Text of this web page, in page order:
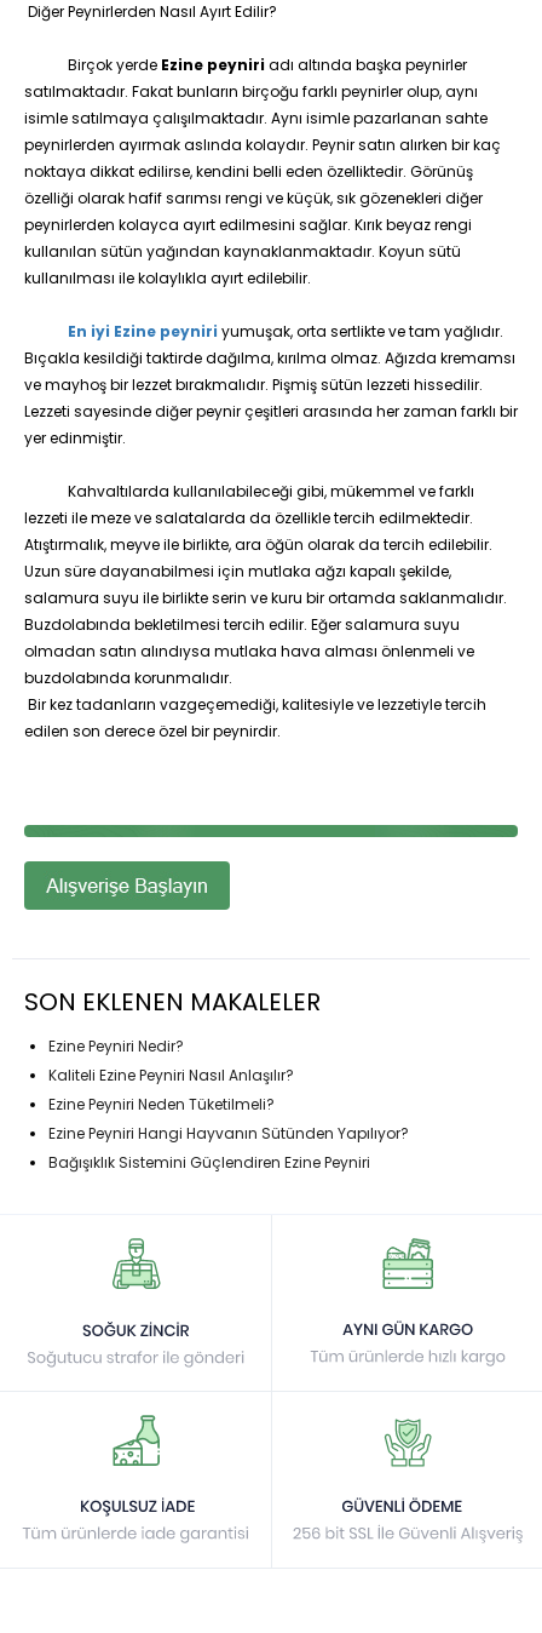
SON EKLENEN MAKALELER
Ezine Peyniri Nedir?
Kaliteli Ezine Peyniri Nasıl Anlaşılır?
Ezine Peyniri Neden Tüketilmeli?
Ezine Peyniri Hangi Hayvanın Sütünden Yapılıyor?
Bağışıklık Sistemini Güçlendiren Ezine Peyniri
Diğer Peynirlerden Nasıl Ayırt Edilir?
Birçok yerde Ezine peyniriadı altında başka peynirler
satılmaktadır. Fakat bunların birçoğu farklı peynirler olup, aynı
isimle satılmaya çalışılmaktadır. Aynı isimle pazarlanan sahte
peynirlerden ayırmak aslında kolaydır. Peynir satın alırken bir kaç
noktaya dikkat edilirse, kendini belli eden özelliktedir. Görünüş
özelliği olarak hafif sarımsı rengi ve küçük, sık gözenekleri diğer
peynirlerden kolayca ayırt edilmesini sağlar. Kırık beyaz rengi
kullanılan sütün yağından kaynaklanmaktadır. Koyun sütü
kullanılması ile kolaylıkla ayırt edilebilir.
En iyi Ezine peyniri yumuşak, orta sertlikte ve tam yağlıdır.
Bıçakla kesildiği taktirde dağılma, kırılma olmaz. Ağızda kremamsı
ve mayhoş bir lezzet bırakmalıdır. Pişmiş sütün lezzeti hissedilir.
Lezzeti sayesinde diğer peynir çeşitleri arasında her zaman farklı bir
yer edinmiştir.
Kahvaltılarda kullanılabileceği gibi, mükemmel ve farklı
lezzeti ile meze ve salatalarda da özellikle tercih edilmektedir.
Atıştırmalık, meyve ile birlikte, ara öğün olarak da tercih edilebilir.
Uzun süre dayanabilmesi için mutlaka ağzı kapalı şekilde,
salamura suyu ile birlikte serin ve kuru bir ortamda saklanmalıdır.
Buzdolabında bekletilmesi tercih edilir. Eğer salamura suyu
olmadan satın alındıysa mutlaka hava alması önlenmeli ve
buzdolabında korunmalıdır.
Bir kez tadanların vazgeçemediği, kalitesiyle ve lezzetiyle tercih
edilen son derece özel bir peynirdir.